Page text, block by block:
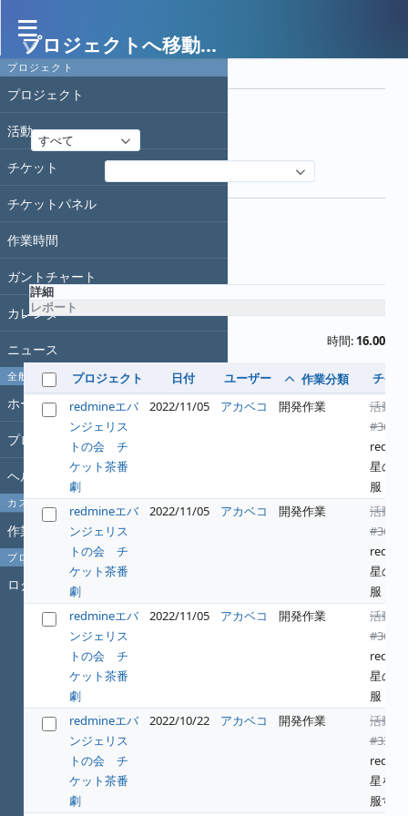
プロジェクト
プロジェクト
活動
チケット
チケットパネル
作業時間
ガントチャート
カレンダー
ニュース
全般
ホーム
プロジェクト
ヘルプ
カスタムクエリ
作業時間
プロフィール
ログイン
プロジェクトへ移動...
作業時間
フィルタ
すべて
フィルタ追加
オプション
適用
詳細
レポート
時間: 16.00
プロジェクト 日付 ユーザー 作業分類
チケ
redmineエバ
ンジェリス
トの会 チ
ケット茶番
劇
2022/11/05 アカベコ 開発作業
活動
#364
星の征
服
redmineエバ
ンジェリス
トの会 チ
ケット茶番
劇
2022/11/05 アカベコ 開発作業
活動
#364
星の征
服
redmineエバ
ンジェリス
トの会 チ
ケット茶番
劇
2022/11/05 アカベコ 開発作業
活動
#364
星の征
服
redmineエバ
ンジェリス
トの会 チ
ケット茶番
劇
2022/10/22 アカベコ 開発作業
活動
#331
星を征
服する